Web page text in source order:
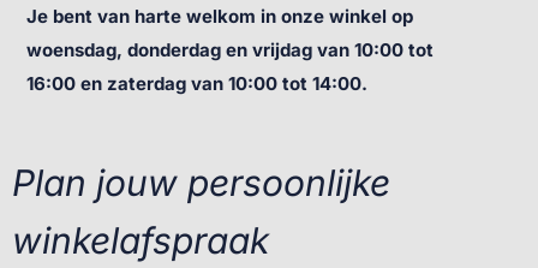
Je bent van harte welkom in onze winkel op
woensdag, donderdag en vrijdag van 10:00 tot
16:00en zaterdag van 10:00 tot 14:00.
Plan jouw persoonlijke
winkelafspraak